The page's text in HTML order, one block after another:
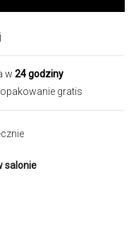
w 24 godziny
gratis
salonie